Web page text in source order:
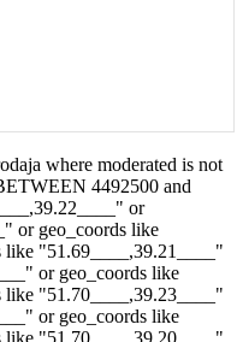
where moderated is not
4492500 and
or
or geo_coords like
like "51.69____,39.21____"
or geo_coords like
like "51.70____,39.23____"
or geo_coords like
like "51.70____,39.20____"